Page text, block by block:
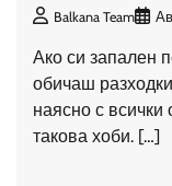
Balkana Team
Ако си запален
обичаш
наясно с всички
такова хоби. […]